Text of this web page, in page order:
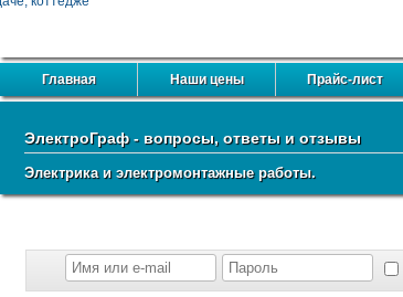
Главная Наши цены Прайс-лист
ЭлектроГраф - вопросы, ответы и отзывы
Электрика и электромонтажные работы.